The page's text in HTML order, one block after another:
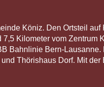
Köniz. Den Ortsteil
Kilometer vom Zentrum
Bahnlinie Bern-
Thörishaus Dorf. Mit der